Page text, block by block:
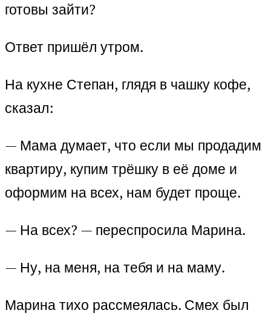
готовы зайти?
Ответ пришёл утром.
На кухне Степан, глядя в чашку кофе,
сказал:
— Мама думает, что если мы продадим
квартиру, купим трёшку в её доме и
оформим на всех, нам будет проще.
— На всех? — переспросила Марина.
— Ну, на меня, на тебя и на маму.
Марина тихо рассмеялась. Смех был